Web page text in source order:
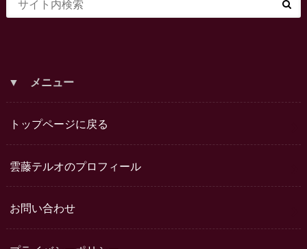
▼ メニュー
トップページに戻る
雲藤テルオのプロフィール
お問い合わせ